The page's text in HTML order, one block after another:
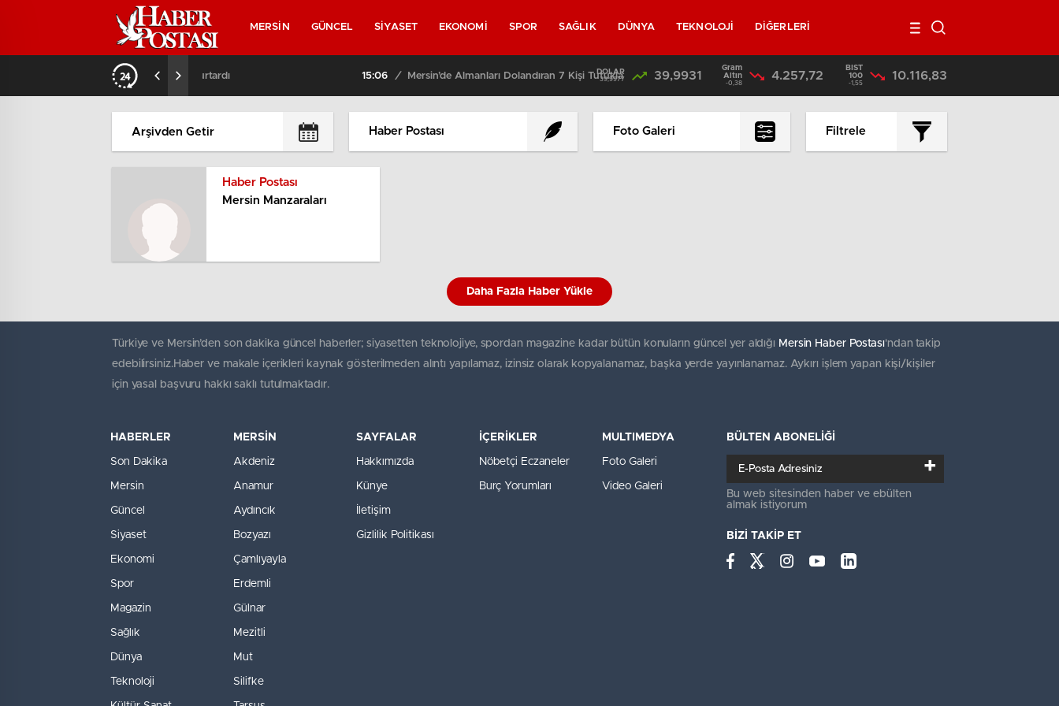
MERSİN GÜNCEL SİYASET EKONOMİ SPOR SAĞLIK DÜNYA TEKNOLOJİ DİĞERLERİ
15:06 Mersin’de Almanları Dolandıran 7 Kişi Tutuklandı 17:36 / Mersin’de Uyuşturucu Satıcılarına Operasyon 3 Tutuklama
DOLAR
39,9977 39,9931
Gram
Altın
-0,38
4.257,72
BIST
100
-1,55
10.116,83
Haber Postası Foto Galeri Filtrele
Haber Postası
Mersin Manzaraları
Daha Fazla Haber Yükle
Türkiye ve Mersin’den son dakika güncel haberler; siyasetten teknolojiye, spordan magazine kadar bütün konuların güncel yer aldığı Mersin Haber Postası'ndan takip
edebilirsiniz.Haber ve makale içerikleri kaynak gösterilmeden alıntı yapılamaz, izinsiz olarak kopyalanamaz, başka yerde yayınlanamaz. Aykırı işlem yapan kişi/kişiler
için yasal başvuru hakkı saklı tutulmaktadır.
HABERLER
Son Dakika
Mersin
Güncel
Siyaset
Ekonomi
Spor
Magazin
Sağlık
Dünya
Teknoloji
MERSİN
Akdeniz
Anamur
Aydıncık
Bozyazı
Çamlıyayla
Erdemli
Gülnar
Mezitli
Mut
Silifke
SAYFALAR
Hakkımızda
Künye
İletişim
Gizlilik Politikası
İÇERİKLER
Nöbetçi Eczaneler
Burç Yorumları
MULTIMEDYA
Foto Galeri
Video Galeri
BÜLTEN ABONELİĞİ
+
Bu web sitesinden haber ve ebülten
almak istiyorum
BİZİ TAKİP ET